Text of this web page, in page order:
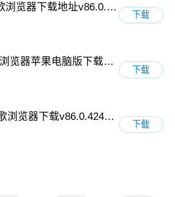
mac谷歌浏览器下载地址v86.0.4240.111
下载
chrome浏览器苹果电脑版下载v85.0.4183.102
下载
pc端谷歌浏览器下载v86.0.4240.111
下载